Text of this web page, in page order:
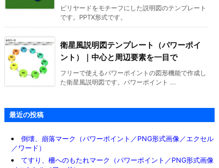
ビリヤードをモチーフにした説明図のテンプレート
です。PPTX形式です。
衛星風説明図テンプレート（パワーポイ
ント）｜中心と周辺要素を一目で
フリーで使えるパワーポイントの図形機能で作成し
た衛星風説明図です。パワーポイント ...
最近の投稿
倒壊、崩落マーク（パワーポイント／PNG形式画像／エクセル
／ワード）
てすり、柵へのもたれマーク（パワーポイント／PNG形式画像